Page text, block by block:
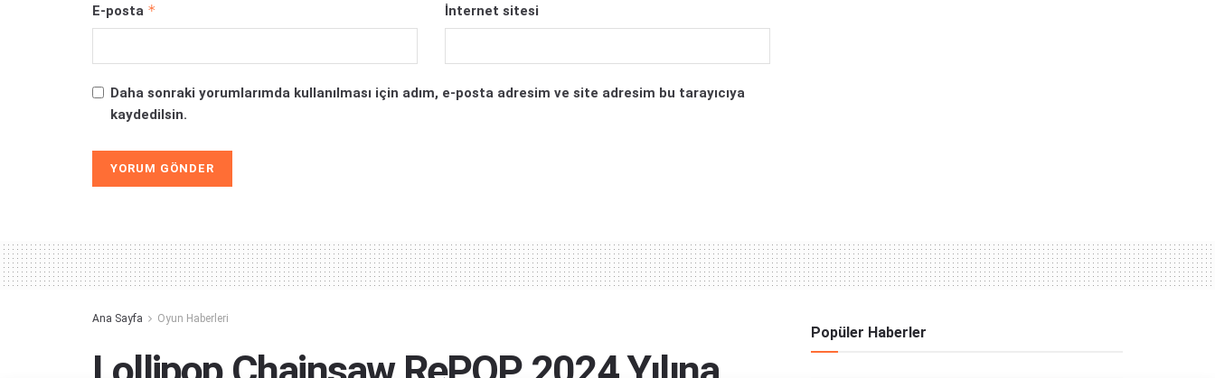
E-posta * İnternet sitesi
Daha sonraki yorumlarımda kullanılması için adım, e-posta adresim ve site adresim bu tarayıcıya
kaydedilsin.
Ana Sayfa Oyun Haberleri
Popüler Haberler